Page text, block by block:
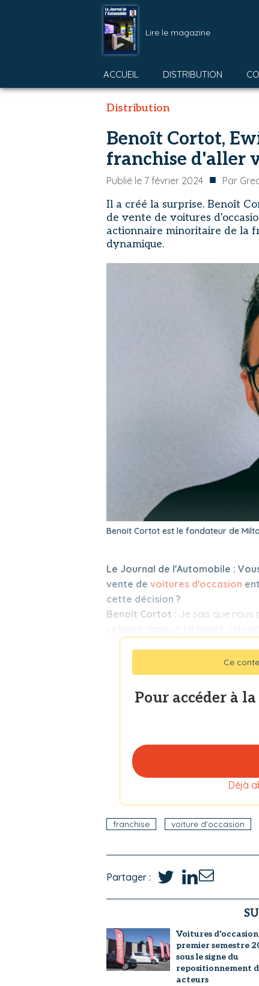
Lire le magazine
ACCUEIL DISTRIBUTION
Distribution
Benoît Cortot,
franchise d'aller
Publié le 7 février 2024 ■ Par
Il a créé la surprise. Benoît
de vente de voitures
actionnaire minoritaire de la
dynamique.
Benoit Cortot est le fondateur de
Le Journal de l'Automobile :
vente de voitures d'occasion
cette décision ?
Benoît Cortot : Je sais que nous
se lance dans un tel projet, cela
Ce
Pour accéder à
Déjà
franchise voiture d'occasion
Partager :
Voitures d'occasion
premier semestre
sous le signe du
repositionnement
acteurs